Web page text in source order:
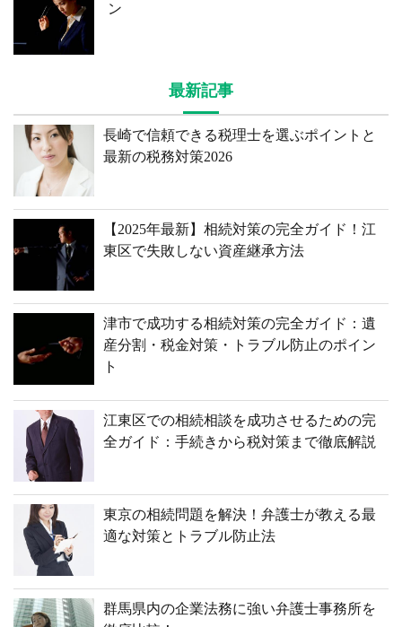
ン
最新記事
長崎で信頼できる税理士を選ぶポイントと
最新の税務対策2026
【2025年最新】相続対策の完全ガイド！江
東区で失敗しない資産継承方法
津市で成功する相続対策の完全ガイド：遺
産分割・税金対策・トラブル防止のポイン
ト
江東区での相続相談を成功させるための完
全ガイド：手続きから税対策まで徹底解説
東京の相続問題を解決！弁護士が教える最
適な対策とトラブル防止法
群馬県内の企業法務に強い弁護士事務所を